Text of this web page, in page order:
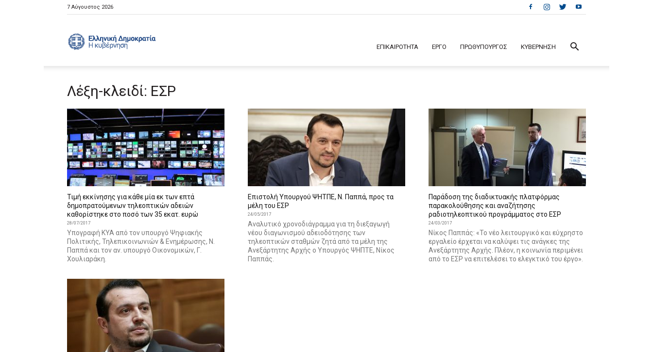
7 Αύγουστος 2026
Κυβέρνηση
ΕΠΙΚΑΙΡΟΤΗΤΑ ΕΡΓΟ ΠΡΩΘΥΠΟΥΡΓΟΣ ΚΥΒΕΡΝΗΣΗ
Λέξη-κλειδί: ΕΣΡ
Τιμή εκκίνησης για κάθε μία εκ των επτά
δημοπρατούμενων τηλεοπτικών αδειών
καθορίστηκε στο ποσό των 35 εκατ. ευρώ
28/07/2017
Υπογραφή ΚΥΑ από τον υπουργό Ψηφιακής
Πολιτικής, Τηλεπικοινωνιών & Ενημέρωσης, Ν.
Παππά και τον αν. υπουργό Οικονομικών, Γ.
Χουλιαράκη.
Επιστολή Υπουργού ΨΗΤΠΕ, Ν. Παππά, προς τα
μέλη του ΕΣΡ
24/05/2017
Αναλυτικό χρονοδιάγραμμα για τη διεξαγωγή
νέου διαγωνισμού αδειοδότησης των
τηλεοπτικών σταθμών ζητά από τα μέλη της
Ανεξάρτητης Αρχής ο Υπουργός ΨΗΠΤΕ, Νίκος
Παππάς.
Παράδοση της διαδικτυακής πλατφόρμας
παρακολούθησης και αναζήτησης
ραδιοτηλεοπτικού προγράμματος στο ΕΣΡ
24/03/2017
Νίκος Παππάς: «Το νέο λειτουργικό και εύχρηστο
εργαλείο έρχεται να καλύψει τις ανάγκες της
Ανεξάρτητης Αρχής. Πλέον, η κοινωνία περιμένει
από το ΕΣΡ να επιτελέσει το ελεγκτικό του έργο».